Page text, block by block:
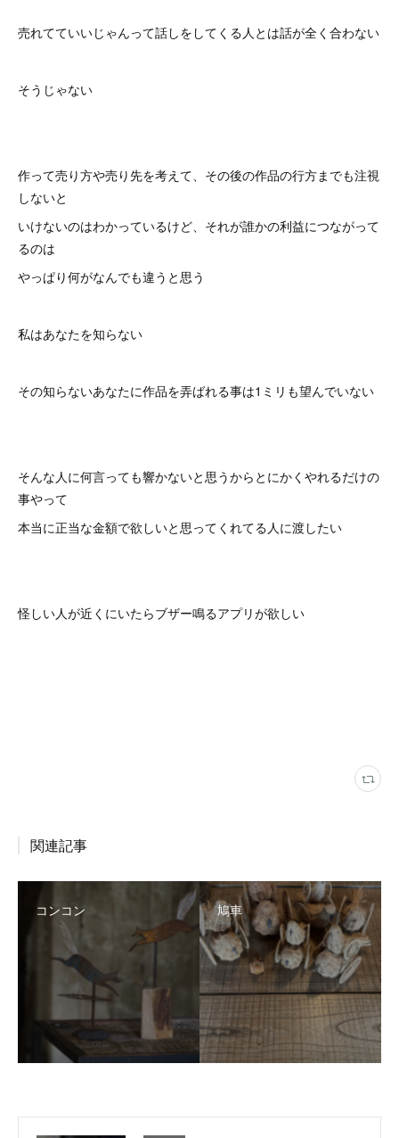
売れてていいじゃんって話しをしてくる人とは話が全く合わない
そうじゃない
作って売り方や売り先を考えて、その後の作品の行方までも注視
しないと
いけないのはわかっているけど、それが誰かの利益につながって
るのは
やっぱり何がなんでも違うと思う
私はあなたを知らない
その知らないあなたに作品を弄ばれる事は1ミリも望んでいない
そんな人に何言っても響かないと思うからとにかくやれるだけの
事やって
本当に正当な金額で欲しいと思ってくれてる人に渡したい
怪しい人が近くにいたらブザー鳴るアプリが欲しい
関連記事
コンコン 鳩車